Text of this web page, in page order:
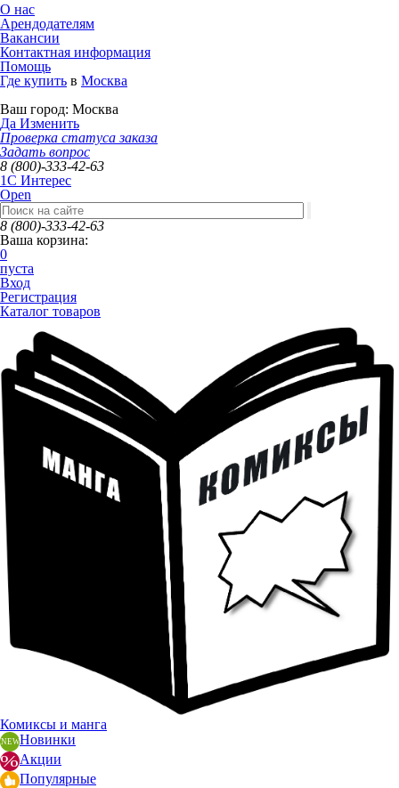
О нас
Арендодателям
Вакансии
Контактная информация
Помощь
Где купить в Москва
Ваш город: Москва
Да Изменить
Проверка статуса заказа
Задать вопрос
8 (800)-333-42-63
1C Интерес
Open
8 (800)-333-42-63
Ваша корзина:
0
пуста
Вход
Регистрация
Каталог товаров
Комиксы и манга
Новинки
Акции
Популярные